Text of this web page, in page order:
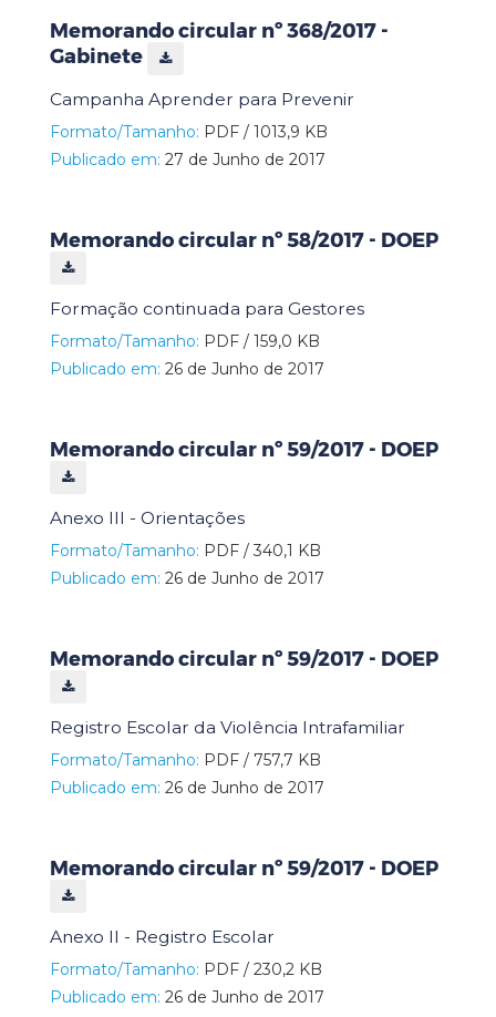
Memorando circular nº 368/2017 -
Gabinete
Campanha Aprender para Prevenir
Formato/Tamanho: PDF / 1013,9 KB
Publicado em: 27 de Junho de 2017
Memorando circular nº 58/2017 - DOEP
Formação continuada para Gestores
Formato/Tamanho: PDF / 159,0 KB
Publicado em: 26 de Junho de 2017
Memorando circular nº 59/2017 - DOEP
Anexo III - Orientações
Formato/Tamanho: PDF / 340,1 KB
Publicado em: 26 de Junho de 2017
Memorando circular nº 59/2017 - DOEP
Registro Escolar da Violência Intrafamiliar
Formato/Tamanho: PDF / 757,7 KB
Publicado em: 26 de Junho de 2017
Memorando circular nº 59/2017 - DOEP
Anexo II - Registro Escolar
Formato/Tamanho: PDF / 230,2 KB
Publicado em: 26 de Junho de 2017